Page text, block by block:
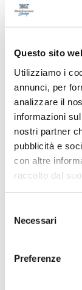
Questo sito
Utilizziamo i
annunci, per
analizzare il
informazioni
nostri partner
pubblicità e
con altre
raccolto dal
delNecessari
Preferenze
RICCI:
diventare
...leggi
28/07/2026